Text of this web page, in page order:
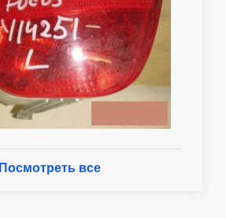
Посмотреть все